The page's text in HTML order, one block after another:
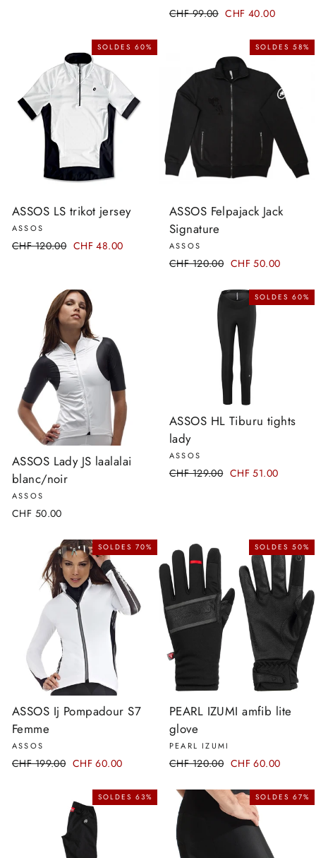
Prix
CHF 99.00 Prix
CHF 40.00
SOLDES 60%
ASSOS LS trikot jersey
ASSOS
Prix
CHF 120.00 Prix
CHF 48.00
SOLDES 58%
ASSOS Felpajack Jack
Signature
ASSOS
Prix
CHF 120.00 Prix
CHF 50.00
ASSOS Lady JS laalalai
blanc/noir
ASSOS
CHF 50.00
SOLDES 60%
ASSOS HL Tiburu tights
lady
ASSOS
Prix
CHF 129.00 Prix
CHF 51.00
SOLDES 70%
ASSOS Ij Pompadour S7
Femme
ASSOS
Prix
CHF 199.00 Prix
CHF 60.00
SOLDES 50%
PEARL IZUMI amfib lite
glove
PEARL IZUMI
Prix
CHF 120.00 Prix
CHF 60.00
SOLDES 63% SOLDES 67%